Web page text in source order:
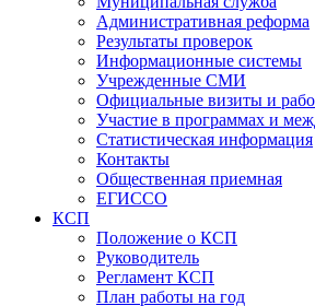
Административная реформа
Результаты проверок
Информационные системы
Учрежденные СМИ
Официальные визиты и
Участие в программах и
Статистическая информация
Контакты
Общественная приемная
ЕГИССО
КСП
Положение о КСП
Руководитель
Регламент КСП
План работы на год